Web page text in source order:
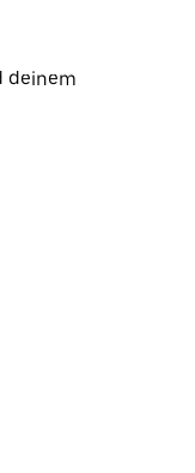
deinem